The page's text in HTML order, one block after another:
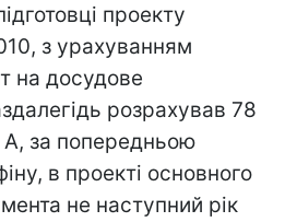
проекту
з урахуванням
на досудове
розрахував 78
за попередньою
в проекті основного
не наступний рік